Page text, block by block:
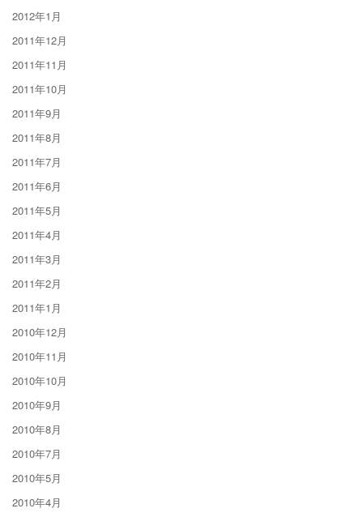
2012年1月
2011年12月
2011年11月
2011年10月
2011年9月
2011年8月
2011年7月
2011年6月
2011年5月
2011年4月
2011年3月
2011年2月
2011年1月
2010年12月
2010年11月
2010年10月
2010年9月
2010年8月
2010年7月
2010年5月
2010年4月